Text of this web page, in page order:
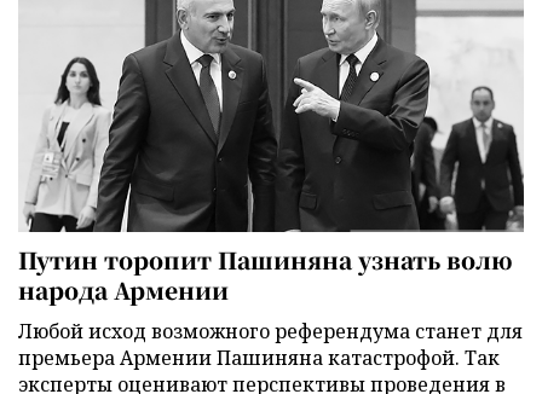
Путин торопит Пашиняна узнать волю
народа Армении
Любой исход возможного референдума станет для
премьера Армении Пашиняна катастрофой. Так
эксперты оценивают перспективы проведения в